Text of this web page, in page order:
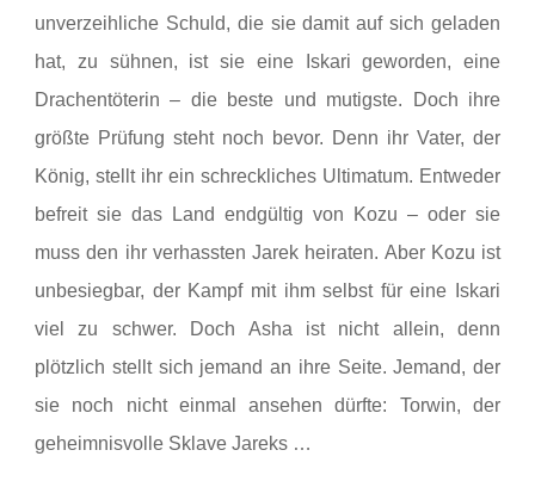
unverzeihliche Schuld, die sie damit auf sich geladen
hat, zu sühnen, ist sie eine Iskari geworden, eine
Drachentöterin – die beste und mutigste. Doch ihre
größte Prüfung steht noch bevor. Denn ihr Vater, der
König, stellt ihr ein schreckliches Ultimatum. Entweder
befreit sie das Land endgültig von Kozu – oder sie
muss den ihr verhassten Jarek heiraten. Aber Kozu ist
unbesiegbar, der Kampf mit ihm selbst für eine Iskari
viel zu schwer. Doch Asha ist nicht allein, denn
plötzlich stellt sich jemand an ihre Seite. Jemand, der
sie noch nicht einmal ansehen dürfte: Torwin, der
geheimnisvolle Sklave Jareks …